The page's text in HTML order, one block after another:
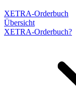
XETRA-Orderbuch
Übersicht
XETRA-Orderbuch?